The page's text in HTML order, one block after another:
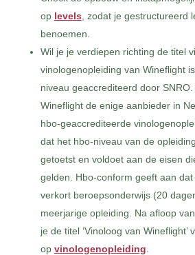
op levels , zodat je gestructureerd
benoemen.
Wil je je verdiepen richting de titel
vinologenopleiding van Wineflight
niveau geaccrediteerd door
Wineflight de enige aanbieder in
hbo-geaccrediteerde
dat het hbo-niveau van de
getoetst en voldoet aan de eisen
gelden. Hbo-conform geeft aan
verkort beroepsonderwijs (20
meerjarige opleiding. Na afloop
je de titel ‘Vinoloog van Wineflight’
op vinologenopleiding